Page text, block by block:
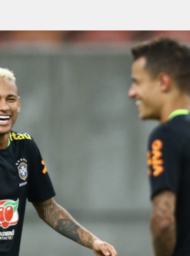
エンターテイメント